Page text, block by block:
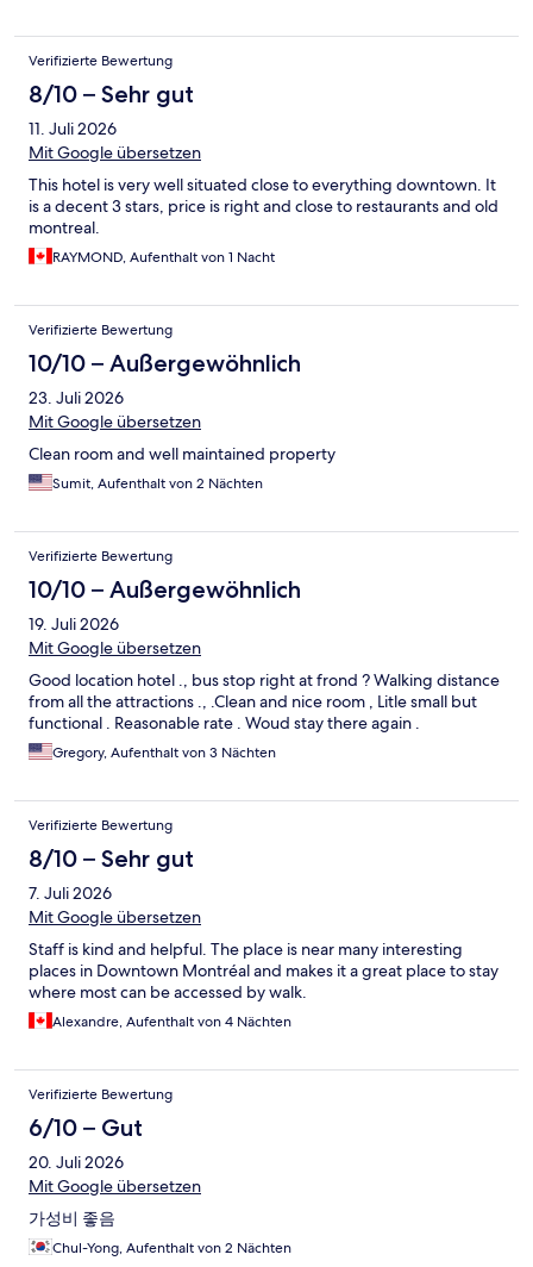
Verifizierte Bewertung
8/10 – Sehr gut
11. Juli 2026
Mit Google übersetzen
This hotel is very well situated close to everything downtown. It
is a decent 3 stars, price is right and close to restaurants and old
montreal.
RAYMOND, Aufenthalt von 1 Nacht
Verifizierte Bewertung
10/10 – Außergewöhnlich
23. Juli 2026
Mit Google übersetzen
Clean room and well maintained property
Sumit, Aufenthalt von 2 Nächten
Verifizierte Bewertung
10/10 – Außergewöhnlich
19. Juli 2026
Mit Google übersetzen
Good location hotel ., bus stop right at frond ? Walking distance
from all the attractions ., .Clean and nice room , Litle small but
functional . Reasonable rate . Woud stay there again .
Gregory, Aufenthalt von 3 Nächten
Verifizierte Bewertung
8/10 – Sehr gut
7. Juli 2026
Mit Google übersetzen
Staff is kind and helpful. The place is near many interesting
places in Downtown Montréal and makes it a great place to stay
where most can be accessed by walk.
Alexandre, Aufenthalt von 4 Nächten
Verifizierte Bewertung
6/10 – Gut
20. Juli 2026
Mit Google übersetzen
가성비 좋음
Chul-Yong, Aufenthalt von 2 Nächten